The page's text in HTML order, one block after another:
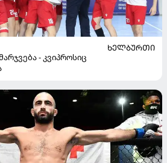
ᲮᲔᲚᲑᲣᲠᲗᲘ
- კვიპროსიც